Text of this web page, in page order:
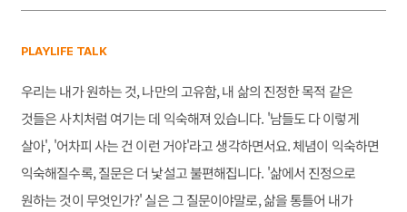
PLAYLIFE TALK
우리는 내가 원하는 것, 나만의 고유함, 내 삶의 진정한 목적 같은
것들은 사치처럼 여기는 데 익숙해져 있습니다. '남들도 다 이렇게
살아', '어차피 사는 건 이런 거야'라고 생각하면서요. 체념이 익숙하면
익숙해질수록, 질문은 더 낯설고 불편해집니다. '삶에서 진정으로
원하는 것이 무엇인가?' 실은 그 질문이야말로, 삶을 통틀어 내가